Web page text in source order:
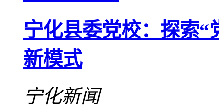
宁化县委党校：探索“
新模式
宁化新闻